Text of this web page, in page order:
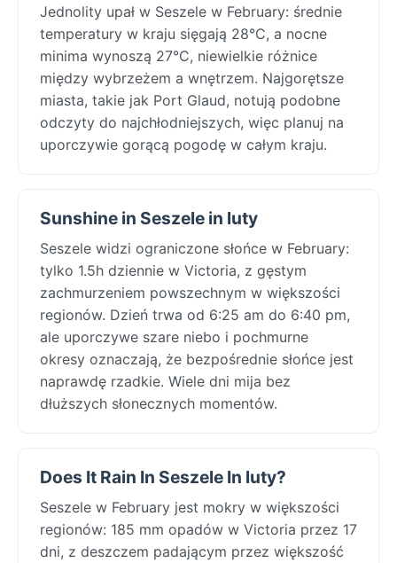
Jednolity upał w Seszele w February: średnie
temperatury w kraju sięgają 28°C, a nocne
minima wynoszą 27°C, niewielkie różnice
między wybrzeżem a wnętrzem. Najgorętsze
miasta, takie jak Port Glaud, notują podobne
odczyty do najchłodniejszych, więc planuj na
uporczywie gorącą pogodę w całym kraju.
Sunshine in Seszele in luty
Seszele widzi ograniczone słońce w February:
tylko 1.5h dziennie w Victoria, z gęstym
zachmurzeniem powszechnym w większości
regionów. Dzień trwa od 6:25 am do 6:40 pm,
ale uporczywe szare niebo i pochmurne
okresy oznaczają, że bezpośrednie słońce jest
naprawdę rzadkie. Wiele dni mija bez
dłuższych słonecznych momentów.
Does It Rain In Seszele In luty?
Seszele w February jest mokry w większości
regionów: 185 mm opadów w Victoria przez 17
dni, z deszczem padającym przez większość